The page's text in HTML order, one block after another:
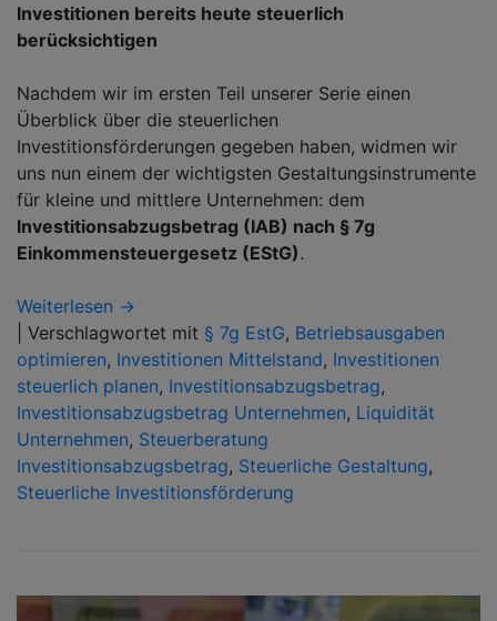
Investitionen bereits heute steuerlich
berücksichtigen
Nachdem wir im ersten Teil unserer Serie einen
Überblick über die steuerlichen
Investitionsförderungen gegeben haben, widmen wir
uns nun einem der wichtigsten Gestaltungsinstrumente
für kleine und mittlere Unternehmen: dem
Investitionsabzugsbetrag (IAB) nach § 7g
Einkommensteuergesetz (EStG).
Weiterlesen →
Verschlagwortet mit § 7g EstG, Betriebsausgaben
optimieren, Investitionen Mittelstand, Investitionen
steuerlich planen, Investitionsabzugsbetrag,
Investitionsabzugsbetrag Unternehmen, Liquidität
Unternehmen, Steuerberatung
Investitionsabzugsbetrag, Steuerliche Gestaltung,
Steuerliche Investitionsförderung